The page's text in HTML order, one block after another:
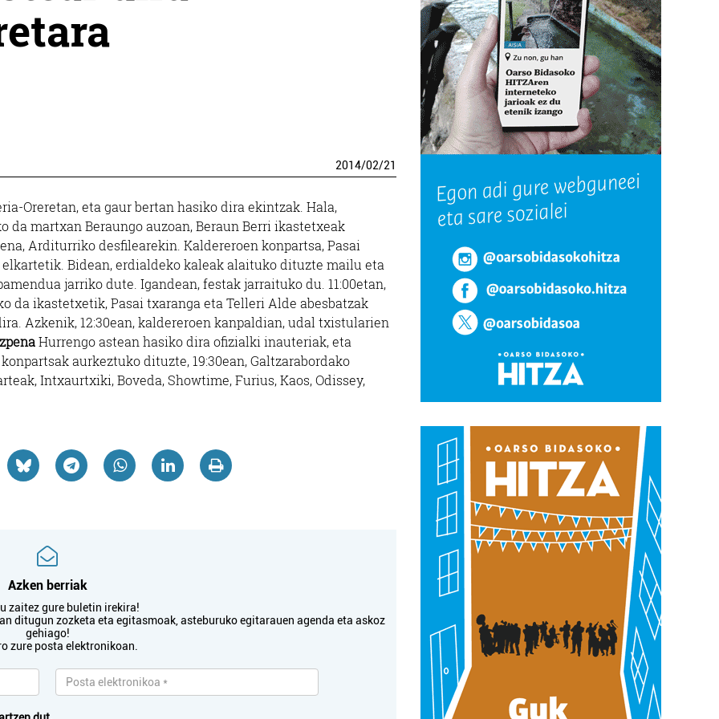
2014/02/21
Oreretan, eta gaur bertan hasiko dira ekintzak. Hala,
da martxan Beraungo auzoan, Beraun Berri ikastetxeak
Arditurriko desfilearekin. Kaldereroen konpartsa, Pasai
Bidean, erdialdeko kaleak alaituko dituzte mailu eta
jarriko dute. Igandean, festak jarraituko du. 11:00etan,
da ikastetxetik, Pasai txaranga eta Telleri Alde abesbatzak
Azkenik, 12:30ean, kaldereroen kanpaldian, udal txistularien
Hurrengo astean hasiko dira ofizialki inauteriak, eta
aurkeztuko dituzte, 19:30ean, Galtzarabordako
Intxaurtxiki, Boveda, Showtime, Furius, Kaos, Odissey,
Azken berriak
zaitez gure buletin irekira!
ditugun zozketa eta egitasmoak, asteburuko egitarauen agenda eta askoz
gehiago!
zure posta elektronikoan.